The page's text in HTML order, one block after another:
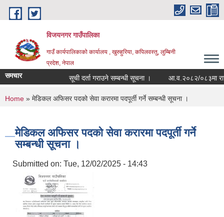
Skip to main content
विजयनगर गाउँपालिका
गाउँ कार्यपालिकाको कार्यालय , खुरुहुरिया, कपिलवस्तु, लुम्बिनी
प्रदेश, नेपाल
समचार सूची दर्ता गराउने सम्बन्धी सूचना । आ.व.२०८२/०८३मा
You are here
Home » मेडिकल अफिसर पदको सेवा करारमा पदपूर्ती गर्ने सम्बन्धी सूचना ।
मेडिकल अफिसर पदको सेवा करारमा पदपूर्ती गर्ने
सम्बन्धी सूचना ।
Submitted on: Tue, 12/02/2025 - 14:43